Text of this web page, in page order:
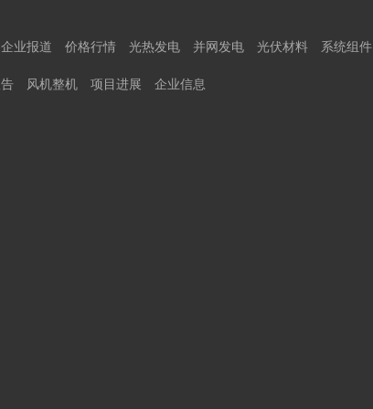
企业报道 价格行情 光热发电 并网发电 光伏材料 系统组件
风机整机 项目进展 企业信息